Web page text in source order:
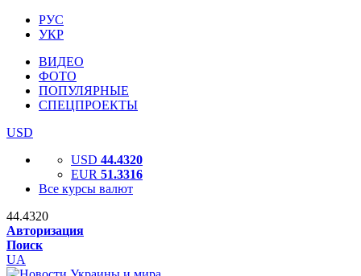
РУС
УКР
ВИДЕО
ФОТО
ПОПУЛЯРНЫЕ
СПЕЦПРОЕКТЫ
USD
USD 44.4320
EUR 51.3316
Все курсы валют
44.4320
Авторизация
Поиск
UA